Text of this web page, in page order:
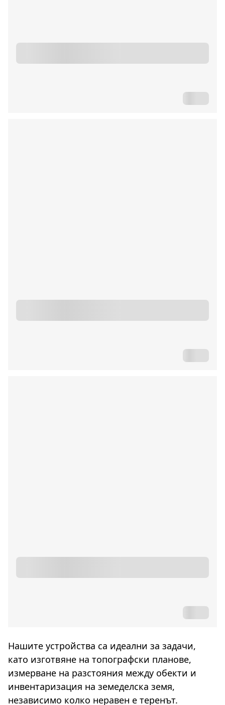
Нашите устройства са идеални за задачи,
като изготвяне на топографски планове,
измерване на разстояния между обекти и
инвентаризация на земеделска земя,
независимо колко неравен е теренът.